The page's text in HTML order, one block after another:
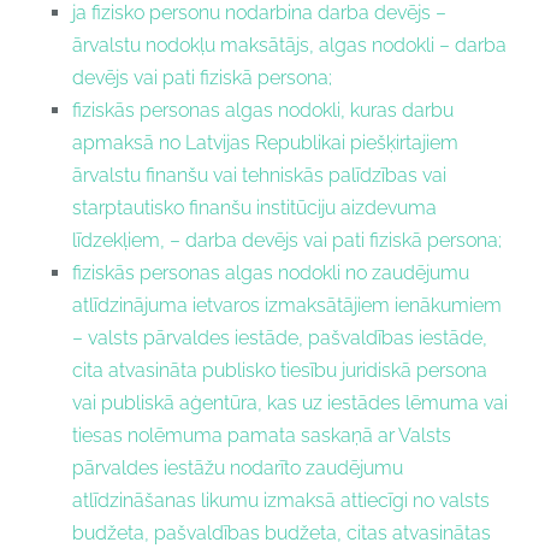
ja fizisko personu nodarbina darba devējs –
ārvalstu nodokļu maksātājs, algas nodokli – darba
devējs vai pati fiziskā persona;
fiziskās personas algas nodokli, kuras darbu
apmaksā no Latvijas Republikai piešķirtajiem
ārvalstu finanšu vai tehniskās palīdzības vai
starptautisko finanšu institūciju aizdevuma
līdzekļiem, – darba devējs vai pati fiziskā persona;
fiziskās personas algas nodokli no zaudējumu
atlīdzinājuma ietvaros izmaksātājiem ienākumiem
– valsts pārvaldes iestāde, pašvaldības iestāde,
cita atvasināta publisko tiesību juridiskā persona
vai publiskā aģentūra, kas uz iestādes lēmuma vai
tiesas nolēmuma pamata saskaņā ar Valsts
pārvaldes iestāžu nodarīto zaudējumu
atlīdzināšanas likumu izmaksā attiecīgi no valsts
budžeta, pašvaldības budžeta, citas atvasinātas